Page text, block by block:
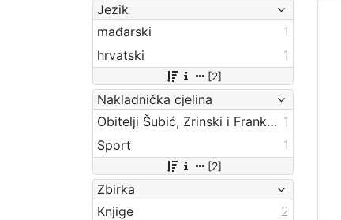
Jezik
mađarski
1
hrvatski
1
[2]
Nakladnička cjelina
Obitelji Šubić, Zrinski i Frankopan 1
Sport
1
[2]
Zbirka
Knjige
2